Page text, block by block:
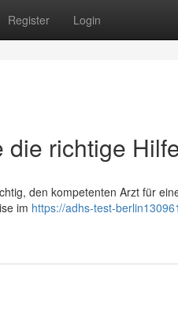
Register Login
die richtige
den kompetenten Arzt für
im https://adhs-test-